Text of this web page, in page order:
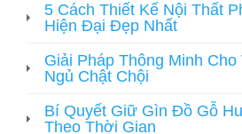
5 Cách Thiết Kế Nội Thất
Hiện Đại Đẹp Nhất
Giải Pháp Thông Minh
Ngủ Chật Chội
Bí Quyết Giữ Gìn Đồ Gỗ
Theo Thời Gian